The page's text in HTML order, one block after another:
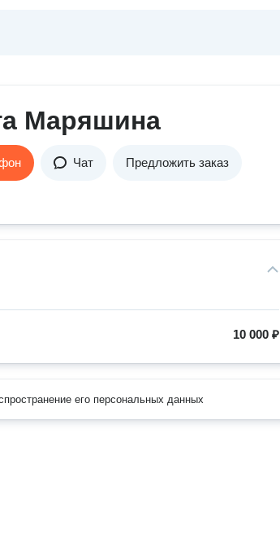
Маряшина
Чат Предложить заказ
10 000 ₽
его персональных данных